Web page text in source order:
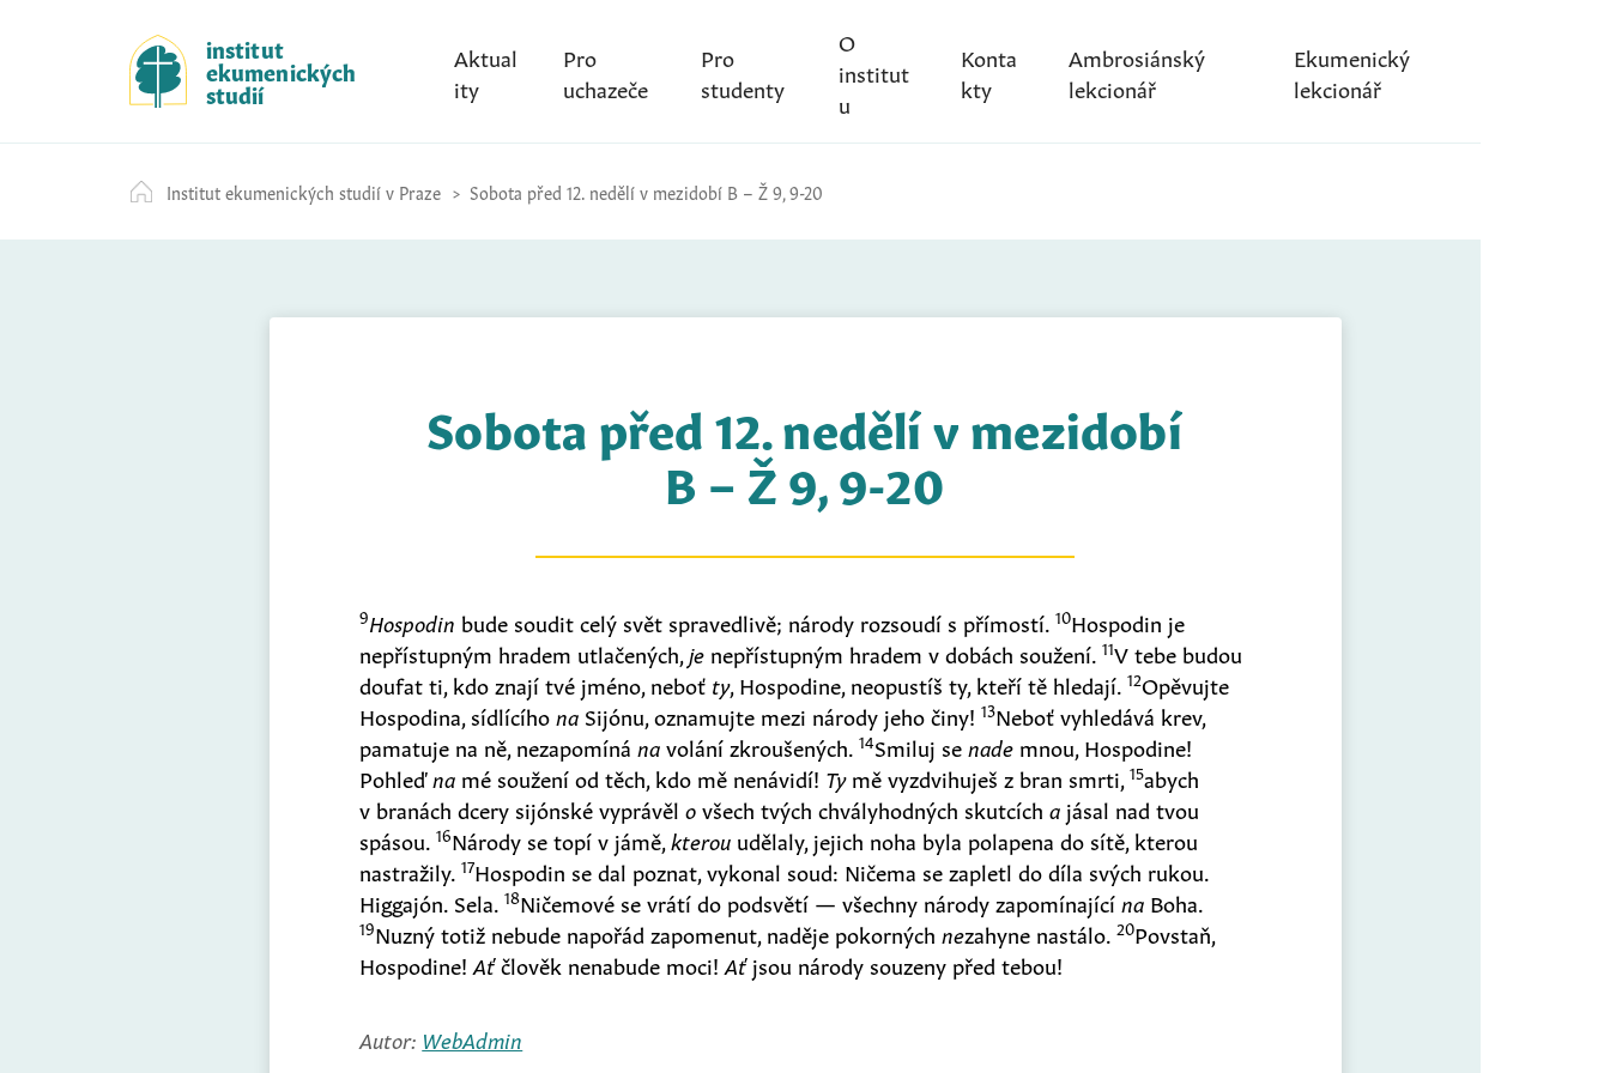
k
i
p
t
c
o
institut
ekumenických
studií
Aktual
ity
Pro
uchazeče
Pro
studenty
O
institut
u
Konta
kty
Ambrosiánský
lekcionář
Ekumenický
lekcionář
Institut ekumenických studií v Praze Sobota před 12. nedělí v mezidobí B – Ž 9, 9-20
Sobota před 12. nedělí v mezidobí
B – Ž 9, 9-20
9Hospodin bude soudit celý svět spravedlivě; národy rozsoudí s přímostí.10Hospodin je
nepřístupným hradem utlačených, je nepřístupným hradem v dobách soužení.11V tebe budou
doufat ti, kdo znají tvé jméno, neboť ty, Hospodine, neopustíš ty, kteří tě hledají.12Opěvujte
Hospodina, sídlícího na Sijónu, oznamujte mezi národy jeho činy!13Neboť vyhledává krev,
pamatuje na ně, nezapomíná navolání zkroušených.14Smiluj se nade mnou, Hospodine!
Pohleďna mé soužení od těch, kdo mě nenávidí! Tymě vyzdvihuješ z bran smrti,15abych
v branách dcery sijónské vyprávělovšech tvých chvályhodných skutcícha jásal nad tvou
spásou.16Národy se topí v jámě, kterou udělaly, jejich noha byla polapena do sítě, kterou
nastražily.17Hospodin se dal poznat, vykonal soud: Ničema se zapletl do díla svých rukou.
Higgajón. Sela.18Ničemové se vrátí do podsvětí — všechny národy zapomínající na Boha.
19Nuzný totiž nebude napořád zapomenut, naděje pokorných nezahyne nastálo.20Povstaň,
Hospodine!Aťčlověk nenabude moci!Aťjsou národy souzeny před tebou!
Autor: WebAdmin